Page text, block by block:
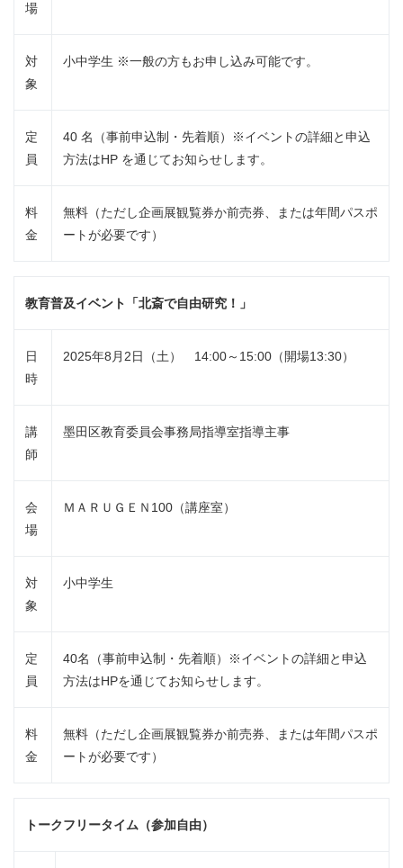
場
対
象
小中学生 ※一般の方もお申し込み可能です。
定
員
40 名（事前申込制・先着順）※イベントの詳細と申込
方法はHP を通じてお知らせします。
料
金
無料（ただし企画展観覧券か前売券、または年間パスポ
ートが必要です）
教育普及イベント「北斎で自由研究！」
日
時
2025年8月2日（土） 14:00～15:00（開場13:30）
講
師
墨田区教育委員会事務局指導室指導主事
会
場
ＭＡＲＵＧＥＮ100（講座室）
対
象
小中学生
定
員
40名（事前申込制・先着順）※イベントの詳細と申込
方法はHPを通じてお知らせします。
料
金
無料（ただし企画展観覧券か前売券、または年間パスポ
ートが必要です）
トークフリータイム（参加自由）